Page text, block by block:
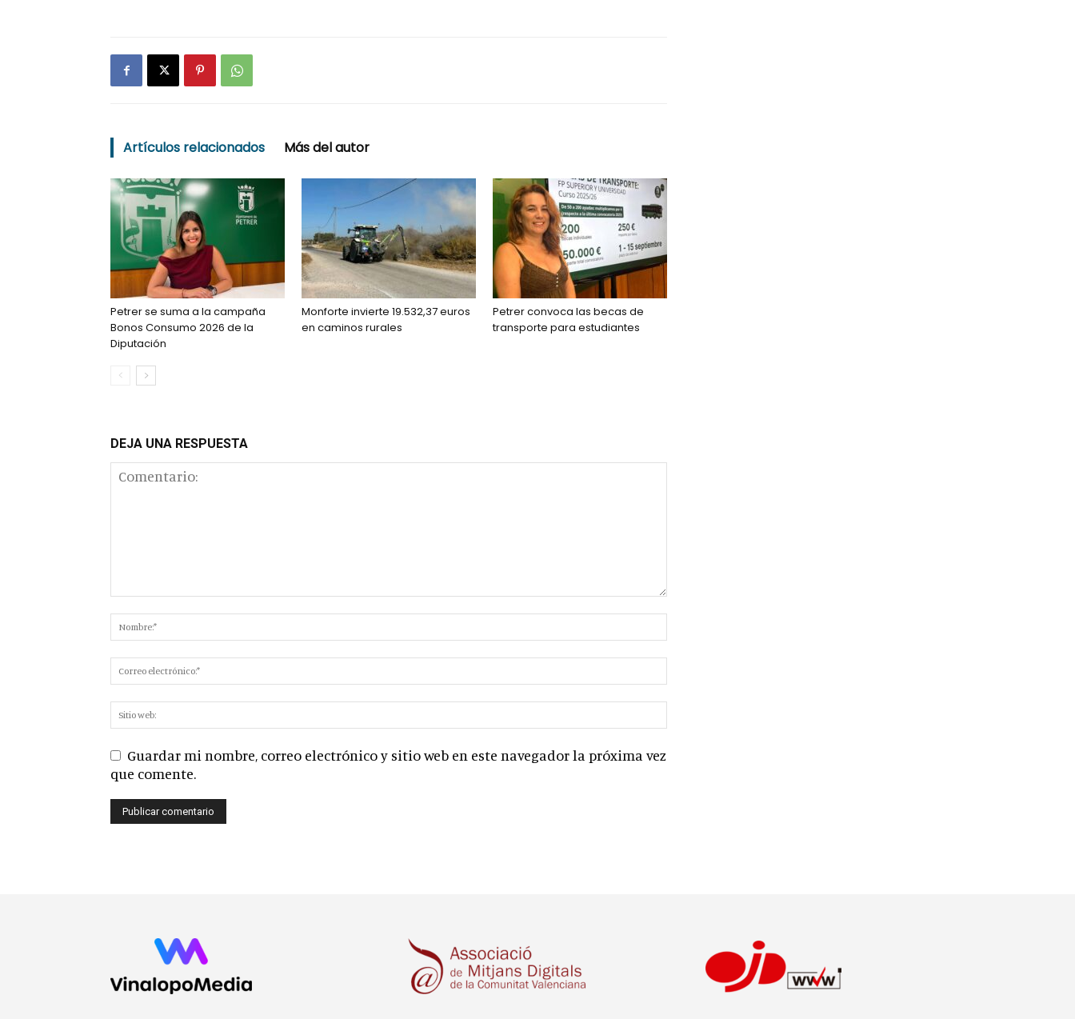
Artículos relacionados Más del autor
Petrer se suma a la campaña
Bonos Consumo 2026 de la
Diputación
Monforte invierte 19.532,37 euros
en caminos rurales
Petrer convoca las becas de
transporte para estudiantes
DEJA UNA RESPUESTA
Guardar mi nombre, correo electrónico y sitio web en este navegador la próxima vez
que comente.